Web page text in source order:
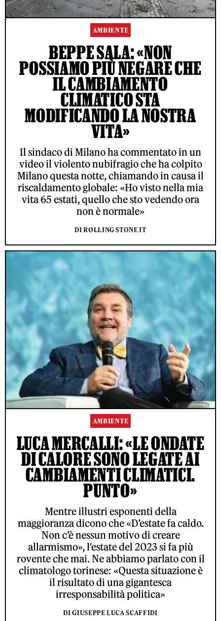
AMBIENTE
BEPPE SALA: «NON
POSSIAMO PIÙ NEGARE CHE
IL CAMBIAMENTO
CLIMATICO STA
MODIFICANDO LA NOSTRA
VITA»
Il sindaco di Milano ha commentato in un
video il violento nubifragio che ha colpito
Milano questa notte, chiamando in causa il
riscaldamento globale: «Ho visto nella mia
vita 65 estati, quello che sto vedendo ora
non è normale»
DI ROLLING STONE IT
AMBIENTE
LUCA MERCALLI: «LE ONDATE
DI CALORE SONO LEGATE AI
CAMBIAMENTI CLIMATICI.
PUNTO»
Mentre illustri esponenti della
maggioranza dicono che «D’estate fa caldo.
Non c’è nessun motivo di creare
allarmismo», l'estate del 2023 si fa più
rovente che mai. Ne abbiamo parlato con il
climatologo torinese: «Questa situazione è
il risultato di una gigantesca
irresponsabilità politica»
DI GIUSEPPE LUCA SCAFFIDI